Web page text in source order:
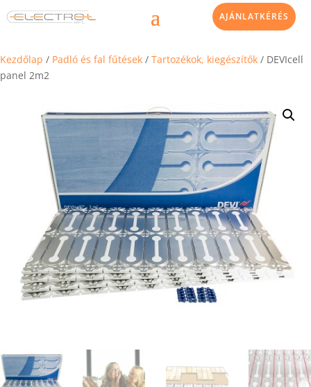
AJÁNLATKÉRÉS
Kezdőlap / Padló és fal fűtések / Tartozékok, kiegészítők / DEVIcell
panel 2m2